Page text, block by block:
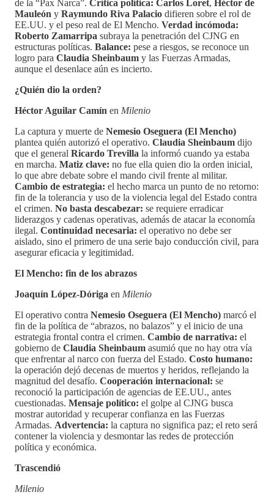
de la “Pax Narca”. Crítica política: Carlos Loret, Héctor de
Mauleón y Raymundo Riva Palacio difieren sobre el rol de
EE.UU. y el peso real de El Mencho. Verdad incómoda:
Roberto Zamarripa subraya la penetración del CJNG en
estructuras políticas. Balance: pese a riesgos, se reconoce un
logro para Claudia Sheinbaum y las Fuerzas Armadas,
aunque el desenlace aún es incierto.
¿Quién dio la orden?
Héctor Aguilar Camín en Milenio
La captura y muerte de Nemesio Oseguera (El Mencho)
plantea quién autorizó el operativo. Claudia Sheinbaum dijo
que el general Ricardo Trevilla la informó cuando ya estaba
en marcha. Matiz clave: no fue ella quien dio la orden inicial,
lo que abre debate sobre el mando civil frente al militar.
Cambio de estrategia: el hecho marca un punto de no retorno:
fin de la tolerancia y uso de la violencia legal del Estado contra
el crimen. No basta descabezar: se requiere erradicar
liderazgos y cadenas operativas, además de atacar la economía
ilegal. Continuidad necesaria: el operativo no debe ser
aislado, sino el primero de una serie bajo conducción civil, para
asegurar eficacia y legitimidad.
El Mencho: fin de los abrazos
Joaquín López-Dóriga en Milenio
El operativo contra Nemesio Oseguera (El Mencho) marcó el
fin de la política de “abrazos, no balazos” y el inicio de una
estrategia frontal contra el crimen. Cambio de narrativa: el
gobierno de Claudia Sheinbaum asumió que no hay otra vía
que enfrentar al narco con fuerza del Estado. Costo humano:
la operación dejó decenas de muertos y heridos, reflejando la
magnitud del desafío. Cooperación internacional: se
reconoció la participación de agencias de EE.UU., antes
cuestionadas. Mensaje político: el golpe al CJNG busca
mostrar autoridad y recuperar confianza en las Fuerzas
Armadas. Advertencia: la captura no significa paz; el reto será
contener la violencia y desmontar las redes de protección
política y económica.
Trascendió
Milenio